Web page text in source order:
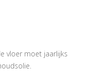
vloer moet jaarlijks